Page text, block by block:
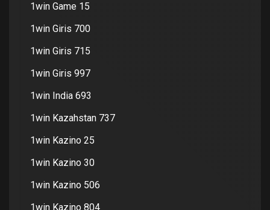
1win Game 15
1win Giris 700
1win Giris 715
1win Giris 997
1win India 693
1win Kazahstan 737
1win Kazino 25
1win Kazino 30
1win Kazino 506
1win Kazino 804